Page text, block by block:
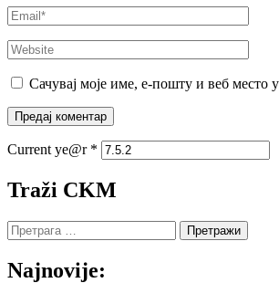
Email*
Website
Сачувај моје име, е-пошту и веб место
Current ye@r *
Traži CKM
Претрага
за:
Najnovije: